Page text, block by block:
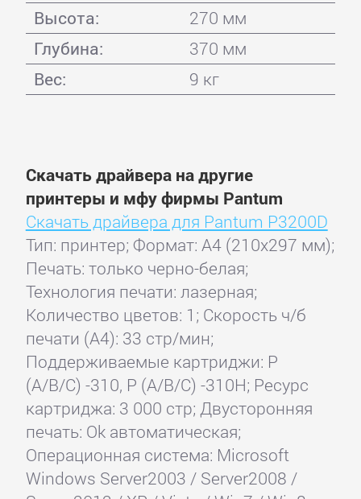
Высота:
270 мм
Глубина:
370 мм
Вес:
9 кг
Скачать драйвера на другие
принтеры и мфу фирмы Pantum
Скачать драйвера для Pantum P3200D
Тип: принтер; Формат: A4 (210x297 мм);
Печать: только черно-белая;
Технология печати: лазерная;
Количество цветов: 1; Скорость ч/б
печати (А4): 33 стр/мин;
Поддерживаемые картриджи: P
(A/B/C) -310, P (A/B/C) -310H; Ресурс
картриджа: 3 000 стр; Двусторонняя
печать: Ok автоматическая;
Операционная система: Microsoft
Windows Server2003 / Server2008 /